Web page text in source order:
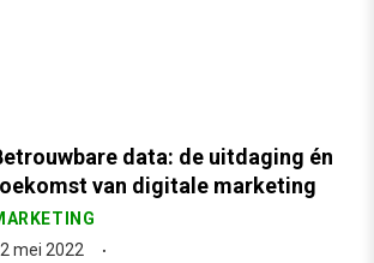
data: de uitdaging én
van digitale marketing
mei 2022